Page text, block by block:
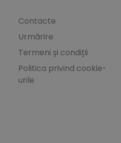
Contacte
Urmărire
Termeni și condiții
Politica privind cookie-
urile